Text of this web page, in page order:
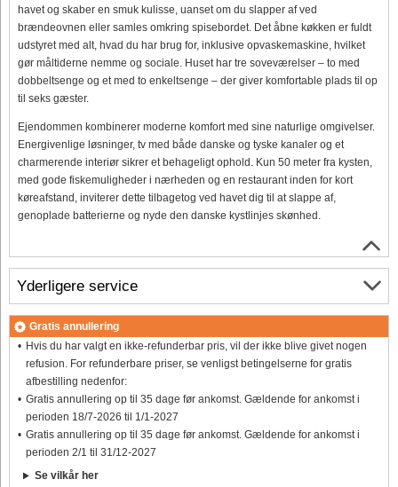
havet og skaber en smuk kulisse, uanset om du slapper af ved
brændeovnen eller samles omkring spisebordet. Det åbne køkken er fuldt
udstyret med alt, hvad du har brug for, inklusive opvaskemaskine, hvilket
gør måltiderne nemme og sociale. Huset har tre soveværelser – to med
dobbeltsenge og et med to enkeltsenge – der giver komfortable plads til op
til seks gæster.
Ejendommen kombinerer moderne komfort med sine naturlige omgivelser.
Energivenlige løsninger, tv med både danske og tyske kanaler og et
charmerende interiør sikrer et behageligt ophold. Kun 50 meter fra kysten,
med gode fiskemuligheder i nærheden og en restaurant inden for kort
køreafstand, inviterer dette tilbagetog ved havet dig til at slappe af,
genoplade batterierne og nyde den danske kystlinjes skønhed.
Yderligere service
Gratis annullering
Hvis du har valgt en ikke-refunderbar pris, vil der ikke blive givet nogen
refusion. For refunderbare priser, se venligst betingelserne for gratis
afbestilling nedenfor:
Gratis annullering op til 35 dage før ankomst. Gældende for ankomst i
perioden 18/7-2026 til 1/1-2027
Gratis annullering op til 35 dage før ankomst. Gældende for ankomst i
perioden 2/1 til 31/12-2027
Se vilkår her